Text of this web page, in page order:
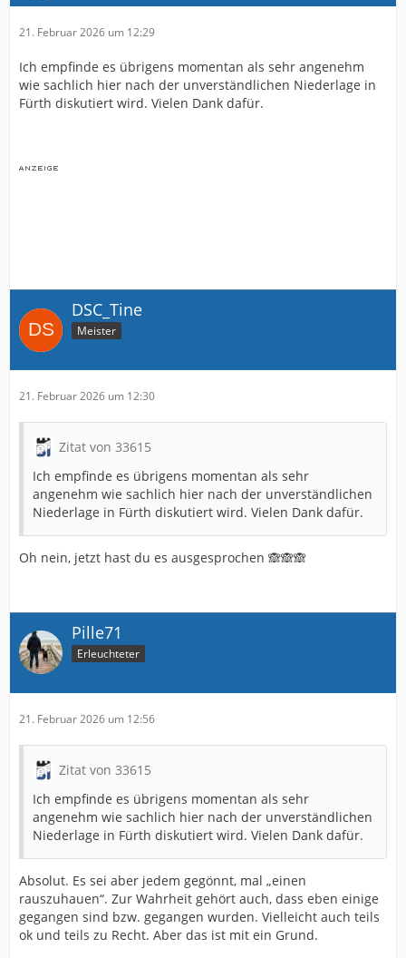
21. Februar 2026 um 12:29
Ich empfinde es übrigens momentan als sehr angenehm
wie sachlich hier nach der unverständlichen Niederlage in
Fürth diskutiert wird. Vielen Dank dafür.
DSC_Tine
Meister
21. Februar 2026 um 12:30
Zitat von 33615
Ich empfinde es übrigens momentan als sehr
angenehm wie sachlich hier nach der unverständlichen
Niederlage in Fürth diskutiert wird. Vielen Dank dafür.
Oh nein, jetzt hast du es ausgesprochen 🙈🙈🙈
Pille71
Erleuchteter
21. Februar 2026 um 12:56
Zitat von 33615
Ich empfinde es übrigens momentan als sehr
angenehm wie sachlich hier nach der unverständlichen
Niederlage in Fürth diskutiert wird. Vielen Dank dafür.
Absolut. Es sei aber jedem gegönnt, mal „einen
rauszuhauen“. Zur Wahrheit gehört auch, dass eben einige
gegangen sind bzw. gegangen wurden. Vielleicht auch teils
ok und teils zu Recht. Aber das ist mit ein Grund.